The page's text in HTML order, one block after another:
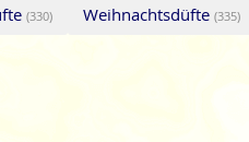
(330) Weihnachtsdüfte (335)